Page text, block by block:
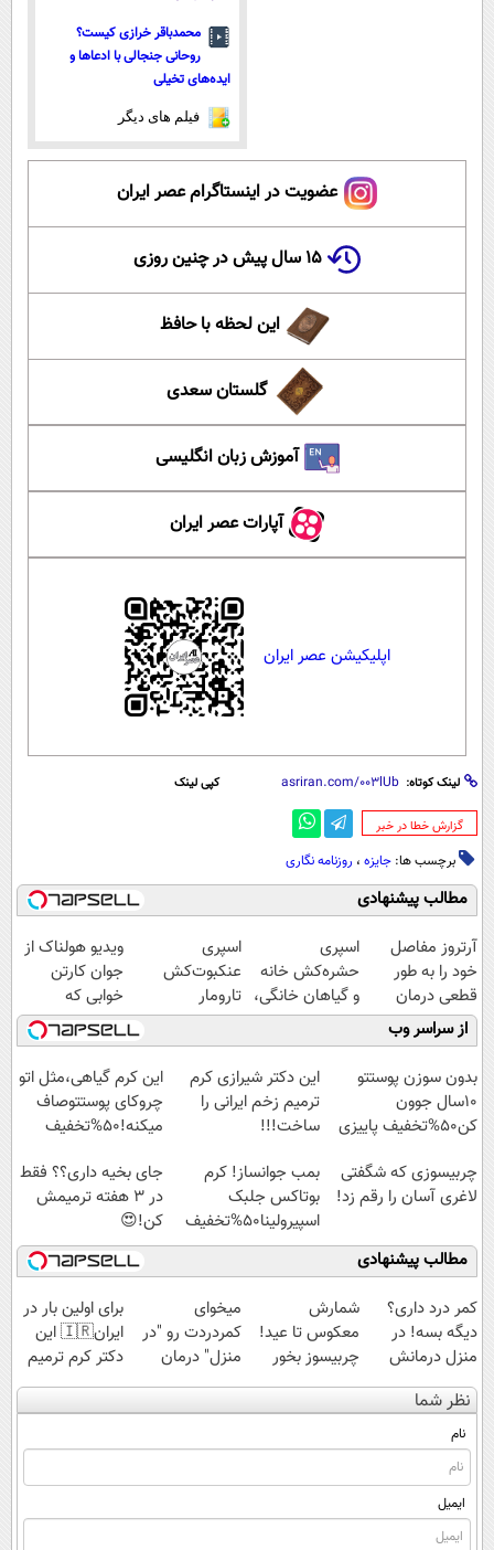
محمدباقر خرازی کیست؟
روحانی جنجالی با ادعاها و
ایده‌های تخیلی
فیلم های دیگر
عضویت در اینستاگرام عصر ایران
۱۵ سال پیش در چنین روزی
این لحظه با حافظ
گلستان سعدی
آموزش زبان انگلیسی
آپارات عصر ایران
اپلیکیشن عصر ایران
لینک کوتاه: کپی لینک
‌گزارش خطا در خبر
برچسب ها: جایزه ، روزنامه نگاری
مطالب پیشنهادی
آرتروز مفاصل
خود را به طور
قطعی درمان
کنید!
◗پرسش‌نامه◖
اسپری
حشره‌کش خانه
و گیاهان خانگی،
نابودکننده انواع
حشرات خانگی و
اسپری
عنکبوت‌‌کش
تارومار
ازبین‌برنده انواع
عنکبوت
ویدیو هولناک از
جوان کارتن
خوابی که
میلیاردر شد.
آموزش رایگان
از سراسر وب
بدون سوزن پوستتو
10سال جوون
کن50%تخفیف پاییزی
این دکتر شیرازی کرم
ترمیم زخم ایرانی را
ساخت!!!
این کرم گیاهی،مثل اتو
چروکای پوستتوصاف
میکنه!50%تخفیف
چربیسوزی که شگفتی
لاغری آسان را رقم زد!
بمب جوانساز! کرم
بوتاکس جلبک
اسپیرولینا50%تخفیف
جای بخیه داری؟؟ فقط
در 3 هفته ترمیمش
کن!😍
مطالب پیشنهادی
کمر درد داری؟
دیگه بسه! در
منزل درمانش
کن
(◀پرسش‌نامه)
شمارش
معکوس تا عید!
چربیسوز بخور
لاغر شو
میخوای
کمردردت رو "در
منزل" درمان
کنی؟ (◂فیلم +
◂پرسش‌نامه)
برای اولین بار در
ایران🇮🇷 این
دکتر کرم ترمیم
کننده 23 روزه
ساخت!
نظر شما
نام
ایمیل